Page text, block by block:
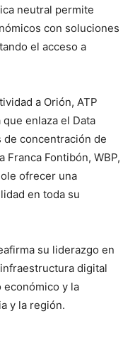
neutral permite
con soluciones
el acceso a
a Orión, ATP
enlaza el Data
concentración de
Fontibón, WBP,
ofrecer una
en toda su
su liderazgo en
digital
económico y la
y la región.